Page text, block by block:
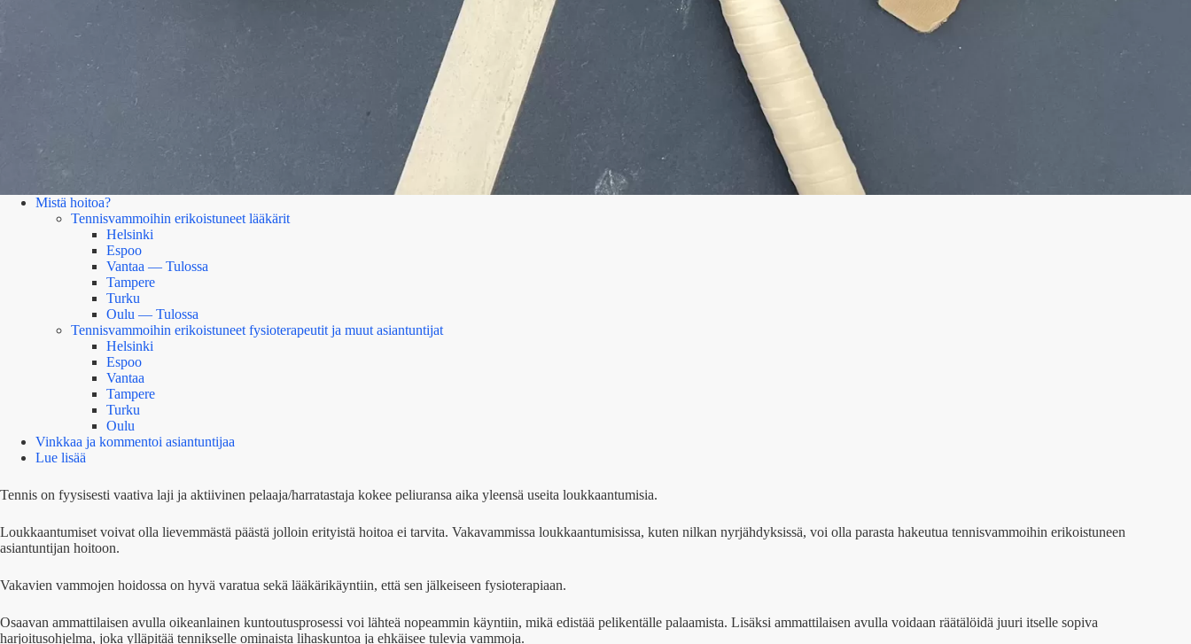
Mistä hoitoa?
Tennisvammoihin erikoistuneet lääkärit
Helsinki
Espoo
Vantaa — Tulossa
Tampere
Turku
Oulu — Tulossa
Tennisvammoihin erikoistuneet fysioterapeutit ja muut asiantuntijat
Helsinki
Espoo
Vantaa
Tampere
Turku
Oulu
Vinkkaa ja kommentoi asiantuntijaa
Lue lisää
Tennis on fyysisesti vaativa laji ja aktiivinen pelaaja/harratastaja kokee peliuransa aika yleensä useita loukkaantumisia.
Loukkaantumiset voivat olla lievemmästä päästä jolloin erityistä hoitoa ei tarvita. Vakavammissa loukkaantumisissa, kuten nilkan nyrjähdyksissä, voi olla parasta hakeutua tennisvammoihin erikoistuneen
asiantuntijan hoitoon.
Vakavien vammojen hoidossa on hyvä varatua sekä lääkärikäyntiin, että sen jälkeiseen fysioterapiaan.
Osaavan ammattilaisen avulla oikeanlainen kuntoutusprosessi voi lähteä nopeammin käyntiin, mikä edistää pelikentälle palaamista. Lisäksi ammattilaisen avulla voidaan räätälöidä juuri itselle sopiva
harjoitusohjelma, joka ylläpitää tennikselle ominaista lihaskuntoa ja ehkäisee tulevia vammoja.